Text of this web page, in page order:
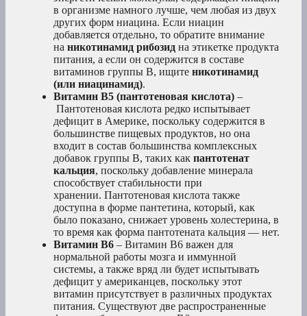
в организме намного лучше, чем любая из двух
других форм ниацина. Если ниацин
добавляется отдельно, то обратите внимание
на никотинамид рибозид на этикетке продукта
питания, а если он содержится в составе
витаминов группы В, ищите никотинамид
(или ниацинамид).
Витамин В5 (пантотеновая кислота) –
Пантотеновая кислота редко испытывает
дефицит в Америке, поскольку содержится в
большинстве пищевых продуктов, но она
входит в состав большинства комплексных
добавок группы В, таких как пантотенат
кальция, поскольку добавление минерала
способствует стабильности при
хранении. Пантотеновая кислота также
доступна в форме пантетина, который, как
было показано, снижает уровень холестерина, в
то время как форма пантотената кальция — нет.
Витамин В6 – Витамин В6 важен для
нормальной работы мозга и иммунной
системы, а также вряд ли будет испытывать
дефицит у американцев, поскольку этот
витамин присутствует в различных продуктах
питания. Существуют две распространенные